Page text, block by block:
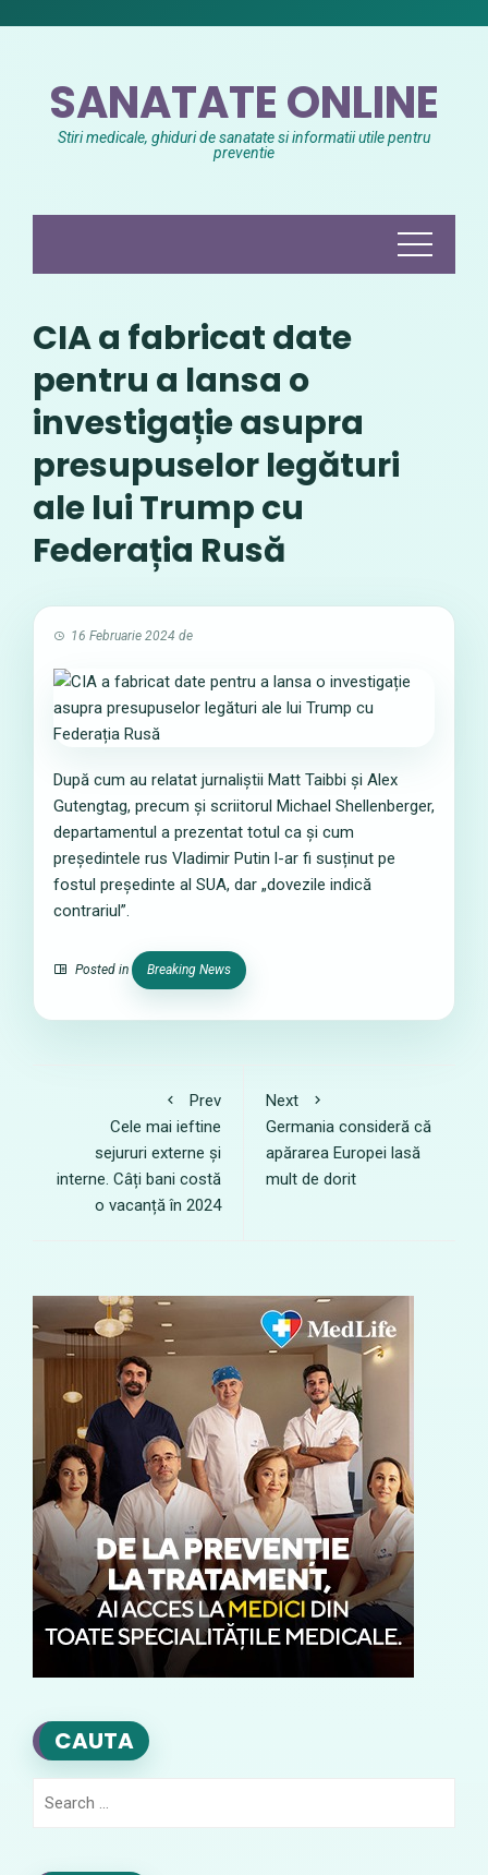
SANATATE ONLINE
Stiri medicale, ghiduri de sanatate si informatii utile pentru
preventie
CIA a fabricat date
pentru a lansa o
investigație asupra
presupuselor legături
ale lui Trump cu
Federația Rusă
16 Februarie 2024 de
După cum au relatat jurnaliștii Matt Taibbi și Alex
Gutengtag, precum și scriitorul Michael Shellenberger,
departamentul a prezentat totul ca și cum
președintele rus Vladimir Putin l-ar fi susținut pe
fostul președinte al SUA, dar „dovezile indică
contrariul”.
Posted in Breaking News
Prev
Cele mai ieftine
sejururi externe și
interne. Câți bani costă
o vacanță în 2024
Next
Germania consideră că
apărarea Europei lasă
mult de dorit
CAUTA